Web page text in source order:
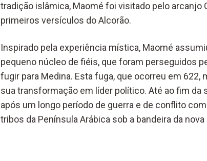
tradição islâmica, Maomé foi visitado pelo arcanjo
primeiros versículos do Alcorão.
Inspirado pela experiência mística, Maomé
pequeno núcleo de fiéis, que foram perseguidos
fugir para Medina. Esta fuga, que ocorreu em
sua transformação em líder político. Até ao fim da
após um longo período de guerra e de conflito
tribos da Península Arábica sob a bandeira da nova